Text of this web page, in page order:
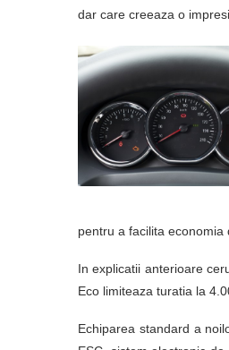
dar care creeaza o
pentru a facilita economia
In explicatii anterioare
Eco limiteaza turatia la
Echiparea standard a